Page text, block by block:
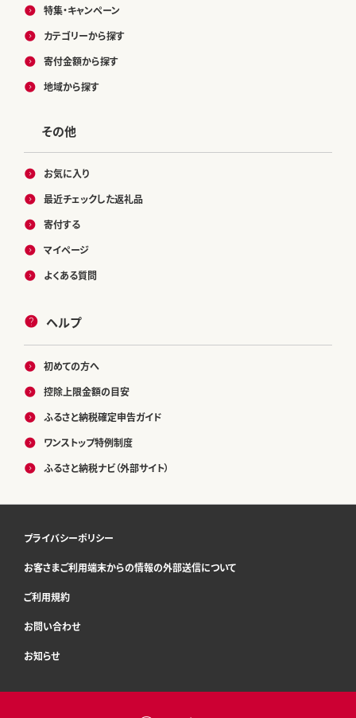
特集・キャンペーン
カテゴリーから探す
寄付金額から探す
地域から探す
その他
お気に入り
最近チェックした返礼品
寄付する
マイページ
よくある質問
ヘルプ
初めての方へ
控除上限金額の目安
ふるさと納税確定申告ガイド
ワンストップ特例制度
ふるさと納税ナビ（外部サイト）
プライバシーポリシー
お客さまご利用端末からの情報の外部送信について
ご利用規約
お問い合わせ
お知らせ